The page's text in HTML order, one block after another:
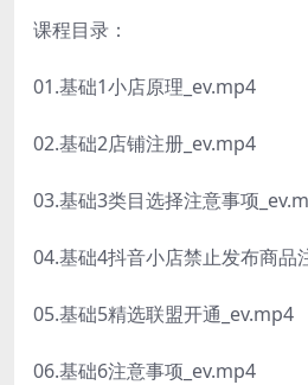
课程目录：
01.基础1小店原理_ev.mp4
02.基础2店铺注册_ev.mp4
03.基础3类目选择注意事项
04.基础4抖音小店禁止发布商品
05.基础5精选联盟开通_ev.mp4
06.基础6注意事项_ev.mp4